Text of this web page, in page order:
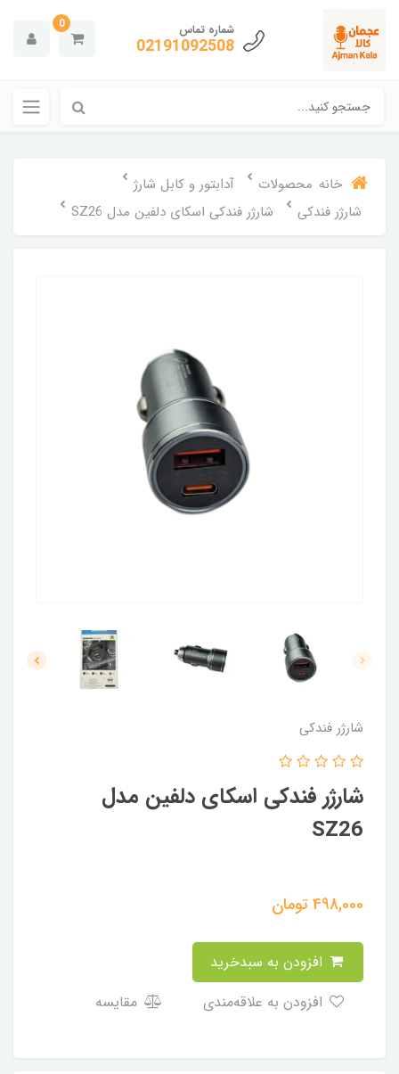
شماره تماس
02191092508
0
خانه محصولات
آدابتور و کابل شارژ
شارژر فندکی
شارژر فندکی اسکای دلفین مدل SZ26
شارژر فندکی
شارژر فندکی اسکای دلفین مدل
SZ26
498,000تومان
مقایسه